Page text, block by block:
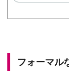
フォーマル